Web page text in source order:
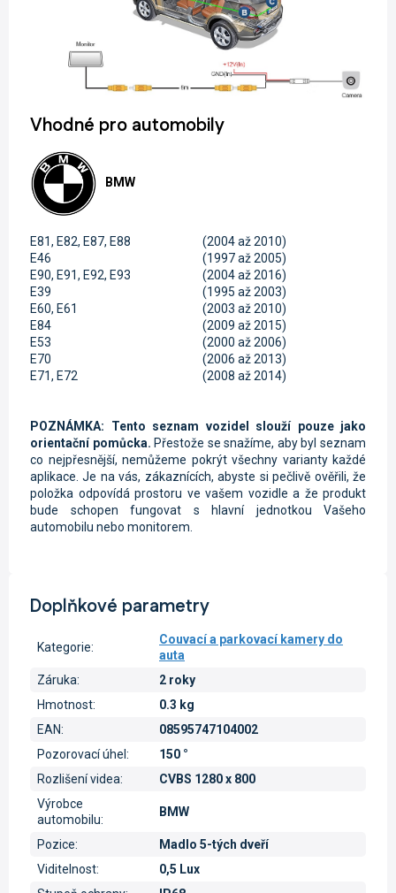
Vhodné pro automobily
BMW
E81, E82, E87, E88
(2004 až 2010)
E46
(1997 až 2005)
E90, E91, E92, E93
(2004 až 2016)
E39
(1995 až 2003)
E60, E61
(2003 až 2010)
E84
(2009 až 2015)
E53
(2000 až 2006)
E70
(2006 až 2013)
E71, E72
(2008 až 2014)
POZNÁMKA: Tento seznam vozidel slouží pouze jako
orientační pomůcka. Přestože se snažíme, aby byl seznam
co nejpřesnější, nemůžeme pokrýt všechny varianty každé
aplikace. Je na vás, zákaznících, abyste si pečlivě ověřili, že
položka odpovídá prostoru ve vašem vozidle a že produkt
bude schopen fungovat s hlavní jednotkou Vašeho
automobilu nebo monitorem.
Doplňkové parametry
Kategorie:
Couvací a parkovací kamery do
auta
Záruka:
2 roky
Hmotnost:
0.3 kg
EAN:
08595747104002
Pozorovací úhel :
150 °
Rozlišení videa:
CVBS 1280 x 800
Výrobce
automobilu:
BMW
Pozice:
Madlo 5-tých dveří
Viditelnost:
0,5 Lux